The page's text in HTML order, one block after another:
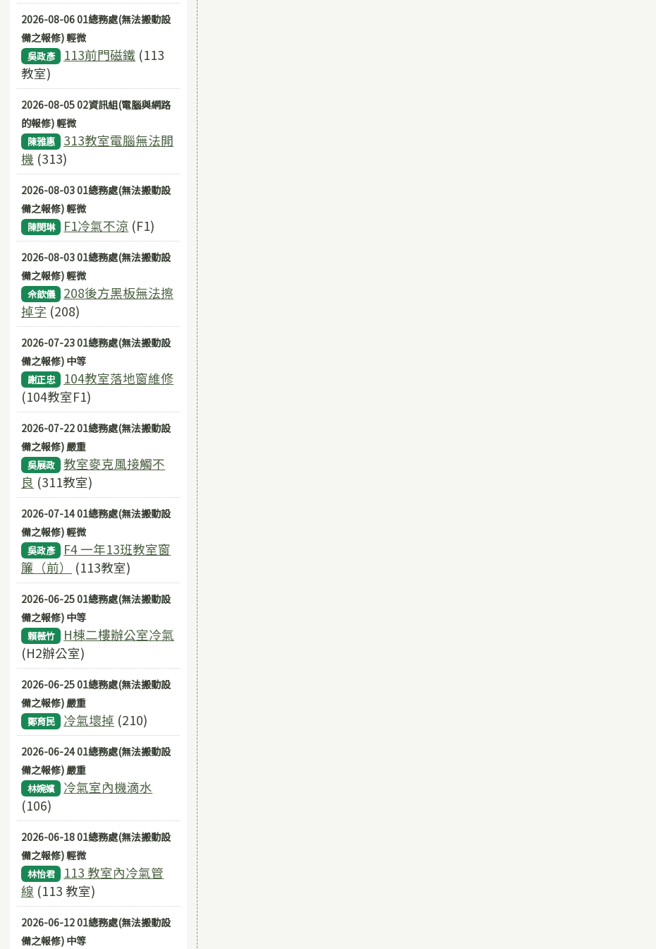
2026-08-06 01總務處(無法搬動設
備之報修) 輕微
吳政彥 113前門磁鐵 (113
教室)
2026-08-05 02資訊組(電腦與網路
的報修) 輕微
陳雅惠
313教室電腦無法開
機 (313)
2026-08-03 01總務處(無法搬動設
備之報修) 輕微
陳閔琳 F1冷氣不涼 (F1)
2026-08-03 01總務處(無法搬動設
備之報修) 輕微
佘歆儀
208後方黑板無法擦
掉字 (208)
2026-07-23 01總務處(無法搬動設
備之報修) 中等
謝正忠
104教室落地窗維修
(104教室F1)
2026-07-22 01總務處(無法搬動設
備之報修) 嚴重
吳展政
教室麥克風接觸不
良 (311教室)
2026-07-14 01總務處(無法搬動設
備之報修) 輕微
吳政彥
F4 一年13班教室窗
簾（前）
(113教室)
2026-06-25 01總務處(無法搬動設
備之報修) 中等
賴薇竹
H棟二樓辦公室冷氣
(H2辦公室)
2026-06-25 01總務處(無法搬動設
備之報修) 嚴重
鄭育民 冷氣壞掉 (210)
2026-06-24 01總務處(無法搬動設
備之報修) 嚴重
林婉嬪
冷氣室內機滴水
(106)
2026-06-18 01總務處(無法搬動設
備之報修) 輕微
林怡君
113 教室內冷氣管
線 (113 教室)
2026-06-12 01總務處(無法搬動設
備之報修) 中等